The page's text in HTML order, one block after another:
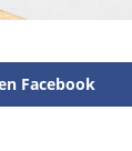
Facebook